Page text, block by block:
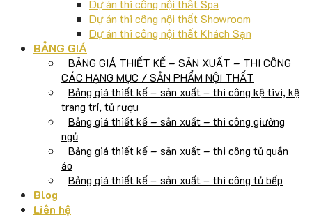
Dự án thi công nội thất Spa
Dự án thi công nội thất Showroom
Dự án thi công nội thất Khách Sạn
BẢNG GIÁ
BẢNG GIÁ THIẾT KẾ – SẢN XUẤT – THI CÔNG
CÁC HẠNG MỤC / SẢN PHẨM NỘI THẤT
Bảng giá thiết kế – sản xuất – thi công kệ tivi, kệ
trang trí, tủ rượu
Bảng giá thiết kế – sản xuất – thi công giường
ngủ
Bảng giá thiết kế – sản xuất – thi công tủ quần
áo
Bảng giá thiết kế – sản xuất – thi công tủ bếp
Blog
Liên hệ